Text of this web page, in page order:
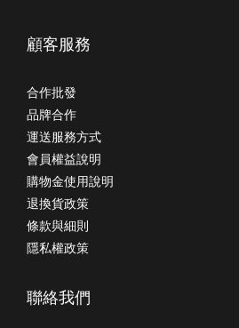
顧客服務
合作批發
品牌合作
運送服務方式
會員權益說明
購物金使用說明
退換貨政策
條款與細則
隱私權政策
聯絡我們